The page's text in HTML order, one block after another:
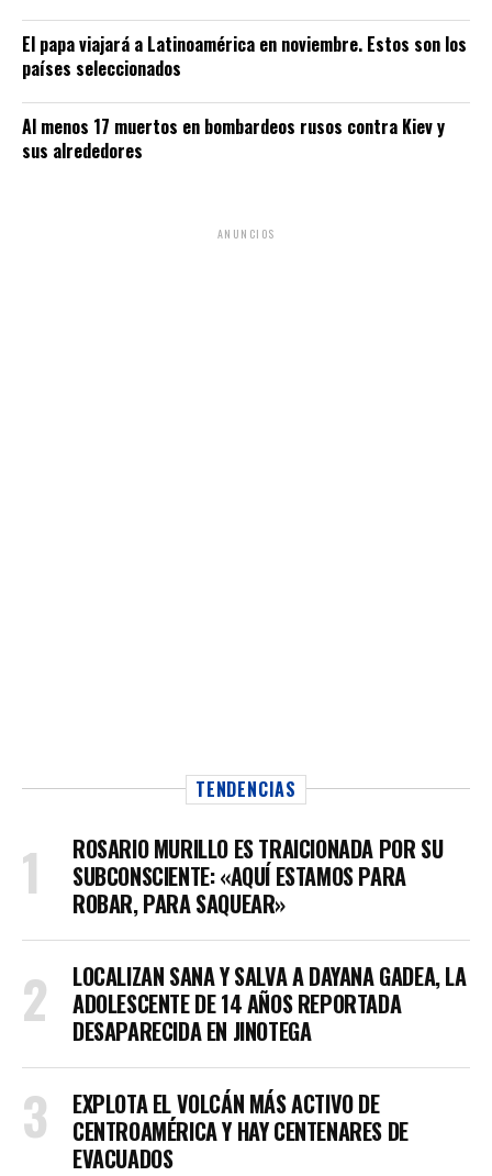
El papa viajará a Latinoamérica en noviembre. Estos son los
países seleccionados
Al menos 17 muertos en bombardeos rusos contra Kiev y
sus alrededores
ANUNCIOS
TENDENCIAS
ROSARIO MURILLO ES TRAICIONADA POR SU
SUBCONSCIENTE: «AQUÍ ESTAMOS PARA
ROBAR, PARA SAQUEAR»
LOCALIZAN SANA Y SALVA A DAYANA GADEA, LA
ADOLESCENTE DE 14 AÑOS REPORTADA
DESAPARECIDA EN JINOTEGA
EXPLOTA EL VOLCÁN MÁS ACTIVO DE
CENTROAMÉRICA Y HAY CENTENARES DE
EVACUADOS